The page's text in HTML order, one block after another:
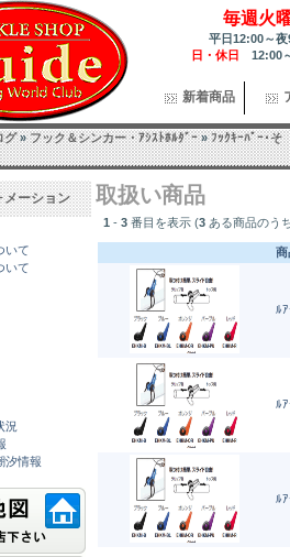
毎週火
平日12:00～
日・休日 12:00
新着商品
グ»フック＆シンカー・ｱｼｽﾄﾎﾙﾀﾞｰ»ﾌｯｸｷｰﾊﾟｰ･そ
メーション
いて
いて
況
情報
取扱い商品
1 - 3 番目を表示 (3 ある商品のう
商
ﾙ
ﾙ
ﾙ